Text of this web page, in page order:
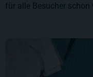
für alle Besucher schon